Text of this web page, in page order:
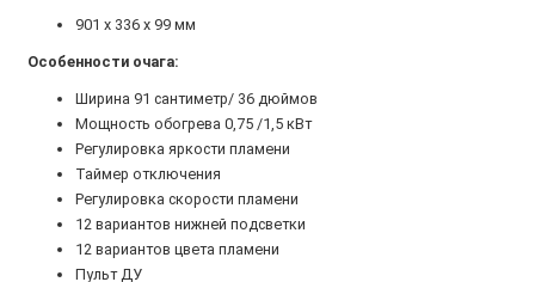
901 х 336 х 99 мм
Особенности очага:
Ширина 91 сантиметр/ 36 дюймов
Мощность обогрева 0,75 /1,5 кВт
Регулировка яркости пламени
Таймер отключения
Регулировка скорости пламени
12 вариантов нижней подсветки
12 вариантов цвета пламени
Пульт ДУ